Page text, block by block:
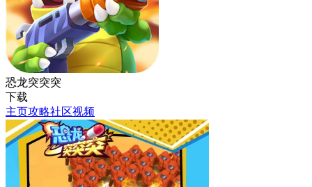
恐龙突突突
下载
主页攻略社区视频